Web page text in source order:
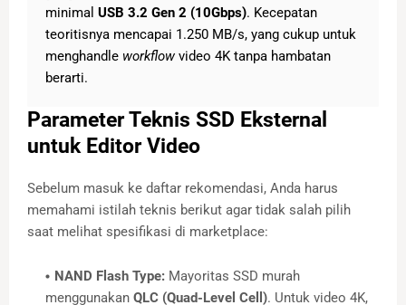
minimal USB 3.2 Gen 2 (10Gbps). Kecepatan
teoritisnya mencapai 1.250 MB/s, yang cukup untuk
menghandle workflow video 4K tanpa hambatan
berarti.
Parameter Teknis SSD Eksternal
untuk Editor Video
Sebelum masuk ke daftar rekomendasi, Anda harus
memahami istilah teknis berikut agar tidak salah pilih
saat melihat spesifikasi di marketplace:
NAND Flash Type: Mayoritas SSD murah
menggunakan QLC (Quad-Level Cell). Untuk video 4K,